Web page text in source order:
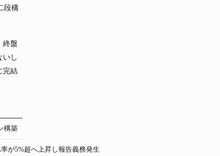
段構
終盤
いし
完結
構築
が5%超へ上昇し報告義務発生